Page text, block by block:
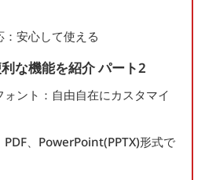
安心して使える
な機能を紹介 パート2
ント：自由自在にカスタマイ
、PowerPoint(PPTX)形式で